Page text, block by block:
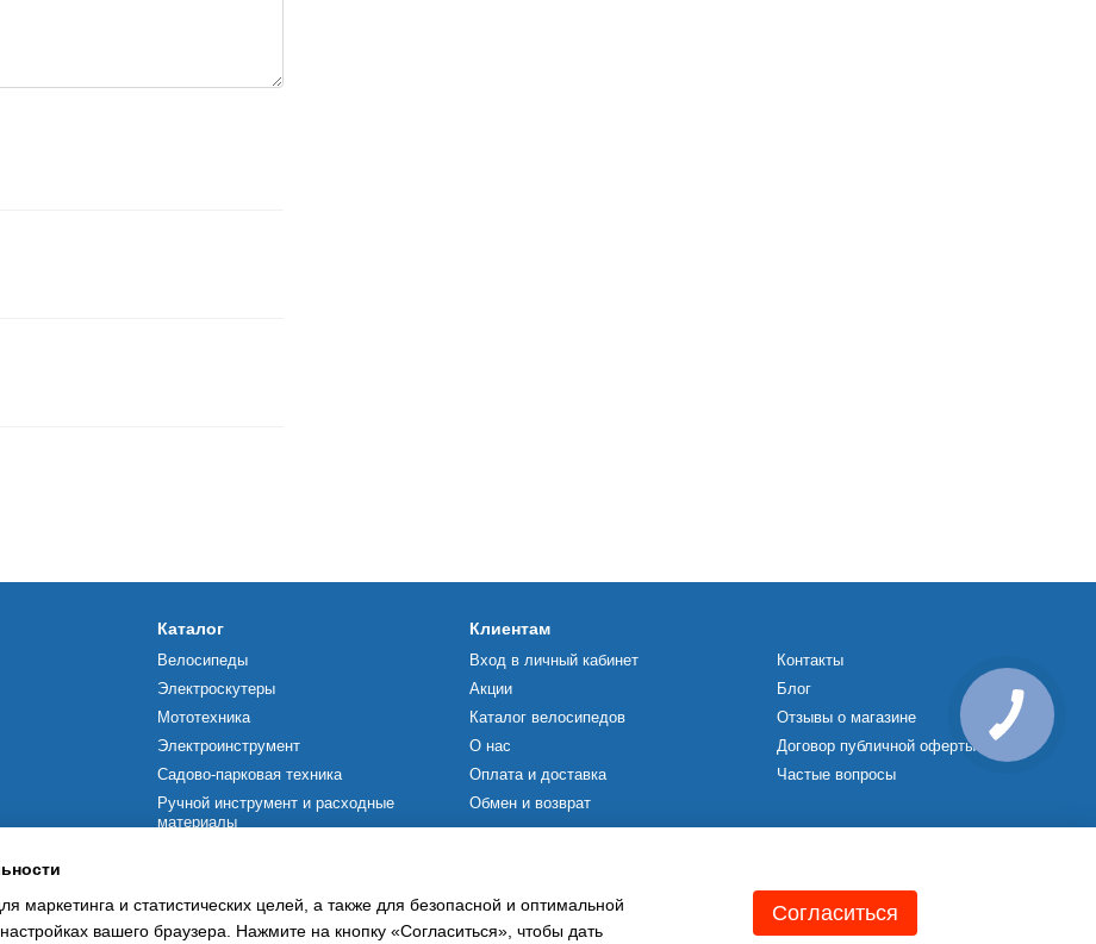
Каталог
Велосипеды
Электроскутеры
Мототехника
Электроинструмент
Садово-парковая техника
Ручной инструмент и расходные
материалы
Насосное оборудование
Клиентам
Вход в личный кабинет
Акции
Каталог велосипедов
О нас
Оплата и доставка
Обмен и возврат
Контакты
Блог
Отзывы о магазине
Договор публичной оферты
Частые вопросы
маркетинга и статистических целей, а также для безопасной и оптимальной
вашего браузера. Нажмите на кнопку «Согласиться», чтобы дать
Согласиться